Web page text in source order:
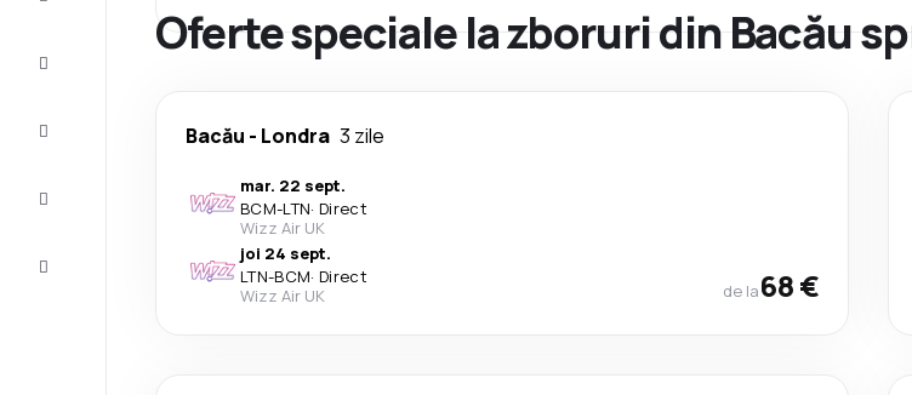
Oferte speciale la zboruri din Bacău
Bacău - Londra 3 zile
mar. 22 sept.
BCM-LTN· Direct
Wizz Air UK
joi 24 sept.
LTN-BCM· Direct
Wizz Air UK
de la68 €